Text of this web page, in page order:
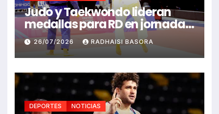
Judo y Taekwondo lideran
medallas para RD en jornada
de Juego Santo Domingo 2026
26/07/2026 RADHAISI BASORA
DEPORTES NOTICIAS